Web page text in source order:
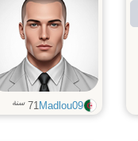
Madlou09
71 سنة